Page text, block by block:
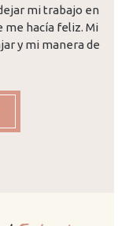
mi trabajo en
me hacía feliz. Mi
y mi manera de